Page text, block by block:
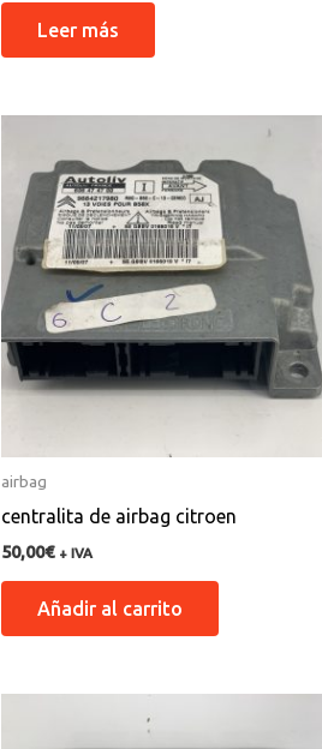
Leer más
airbag
centralita de airbag citroen
50,00€ + IVA
Añadir al carrito